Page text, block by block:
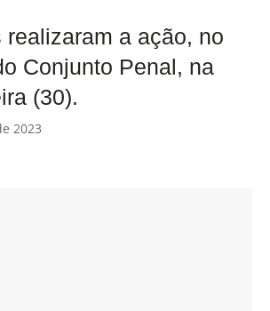
realizaram a ação, no
Conjunto Penal, na
(30).
2023